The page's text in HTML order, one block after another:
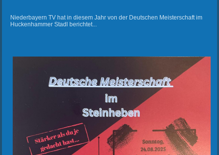
Niederbayern TV hat in diesem Jahr von der Deutschen Meisterschaft im
Huckenhammer Stadl berichtet...